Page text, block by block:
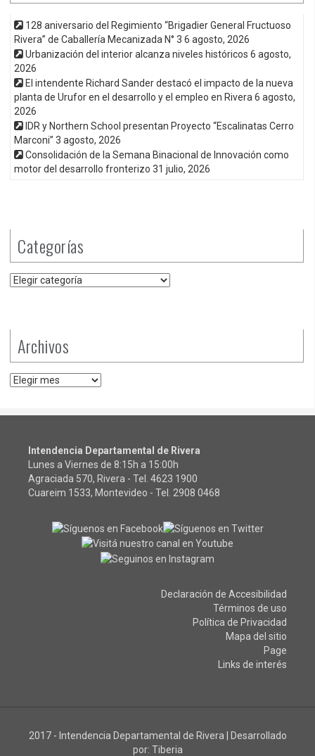
128 aniversario del Regimiento “Brigadier General Fructuoso
Rivera” de Caballería Mecanizada N° 3 6 agosto, 2026
Urbanización del interior alcanza niveles históricos 6 agosto,
2026
El intendente Richard Sander destacó el impacto de la nueva
planta de Urufor en el desarrollo y el empleo en Rivera 6 agosto,
2026
IDR y Northern School presentan Proyecto “Escalinatas Cerro
Marconi” 3 agosto, 2026
Consolidación de la Semana Binacional de Innovación como
motor del desarrollo fronterizo 31 julio, 2026
Categorías
Categorías
Archivos
Archivos
Intendencia Departamental de Rivera
Lunes a Viernes de 8:15h a 15:00h
Agraciada 570, Rivera - Tel. 4623 1900
Cuareim 1533, Montevideo - Tel. 2908 0468
Declaración de Accesibilidad
Términos de uso
Política de Privacidad
Mapa del sitio
Page
Links de interés
2017 - Intendencia Departamental de Rivera
Desarrollado
por: Tiberia